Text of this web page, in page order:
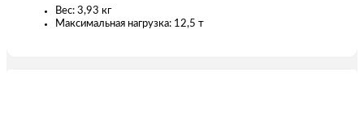
Вес: 3,93 кг
Максимальная нагрузка: 12,5 т